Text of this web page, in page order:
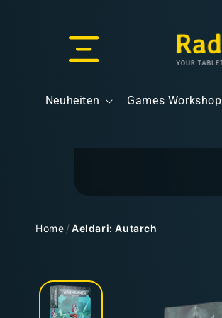
Neuheiten Games Workshop
Home /Aeldari: Autarch
Zu
Produktinformationen
springen
Kostenloser Versand